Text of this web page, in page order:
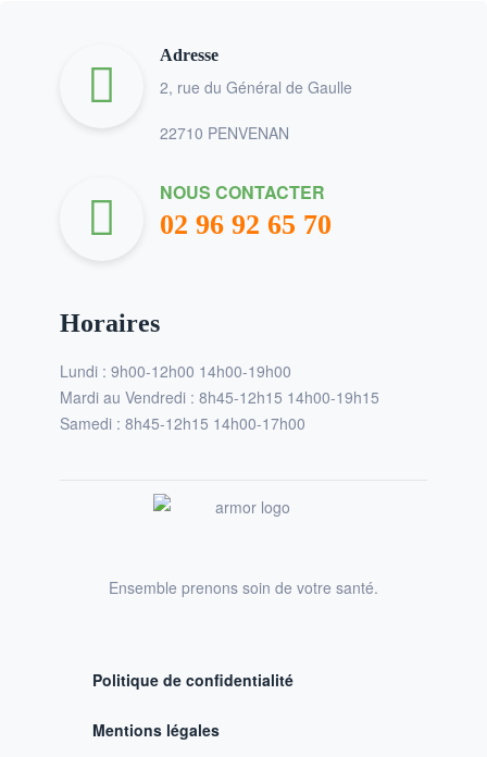
Adresse
2, rue du Général de Gaulle
22710 PENVENAN
NOUS CONTACTER
02 96 92 65 70
Horaires
Lundi : 9h00-12h00 14h00-19h00
Mardi au Vendredi : 8h45-12h15 14h00-19h15
Samedi : 8h45-12h15 14h00-17h00
Ensemble prenons soin de votre santé.
Politique de confidentialité
Mentions légales